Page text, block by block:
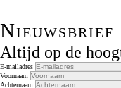
Nieuwsbrief
Altijd op de
E-mailadres
Voornaam
Achternaam